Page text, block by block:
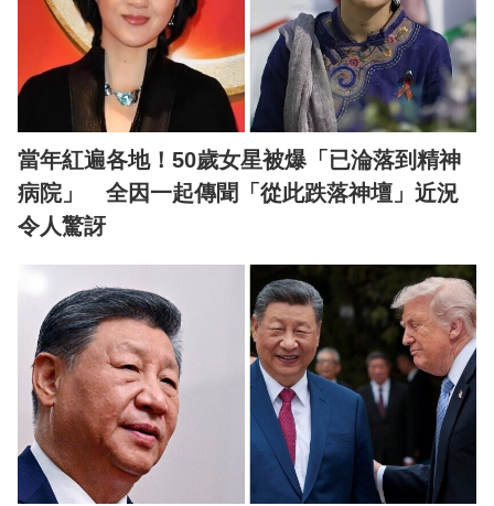
當年紅遍各地！50歲女星被爆「已淪落到精神
病院」 全因一起傳聞「從此跌落神壇」近況
令人驚訝